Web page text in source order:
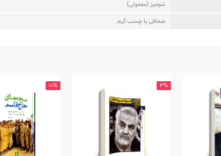
شومیز (معمولی)
صحافی با چسب گرم
3%
10%